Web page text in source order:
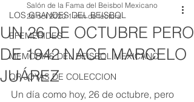
LOS GRANDES DEL BEISBOL
EFEMERIDES
MEMORIAS DEL BEISBOL MEXICANO
QR JOYAS DE COLECCION
UN 26 DE OCTUBRE PERO
DE 1942 NACE MARCELO
JUÁREZ
Salón de la Fama del Beisbol Mexicano
26 oct 2020 1 min de lectura
Un día como hoy, 26 de octubre, pero